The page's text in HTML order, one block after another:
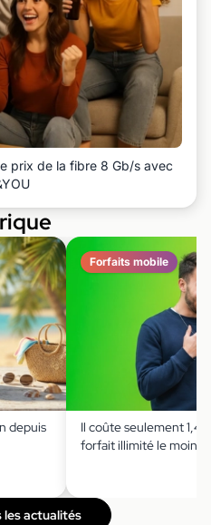
prix de la fibre 8 Gb/s avec
depuis
Forfaits mobile
Il coûte seulement
forfait illimité le moins
actualités